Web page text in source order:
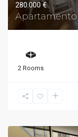
280.000 €
Apartamento
2 Rooms